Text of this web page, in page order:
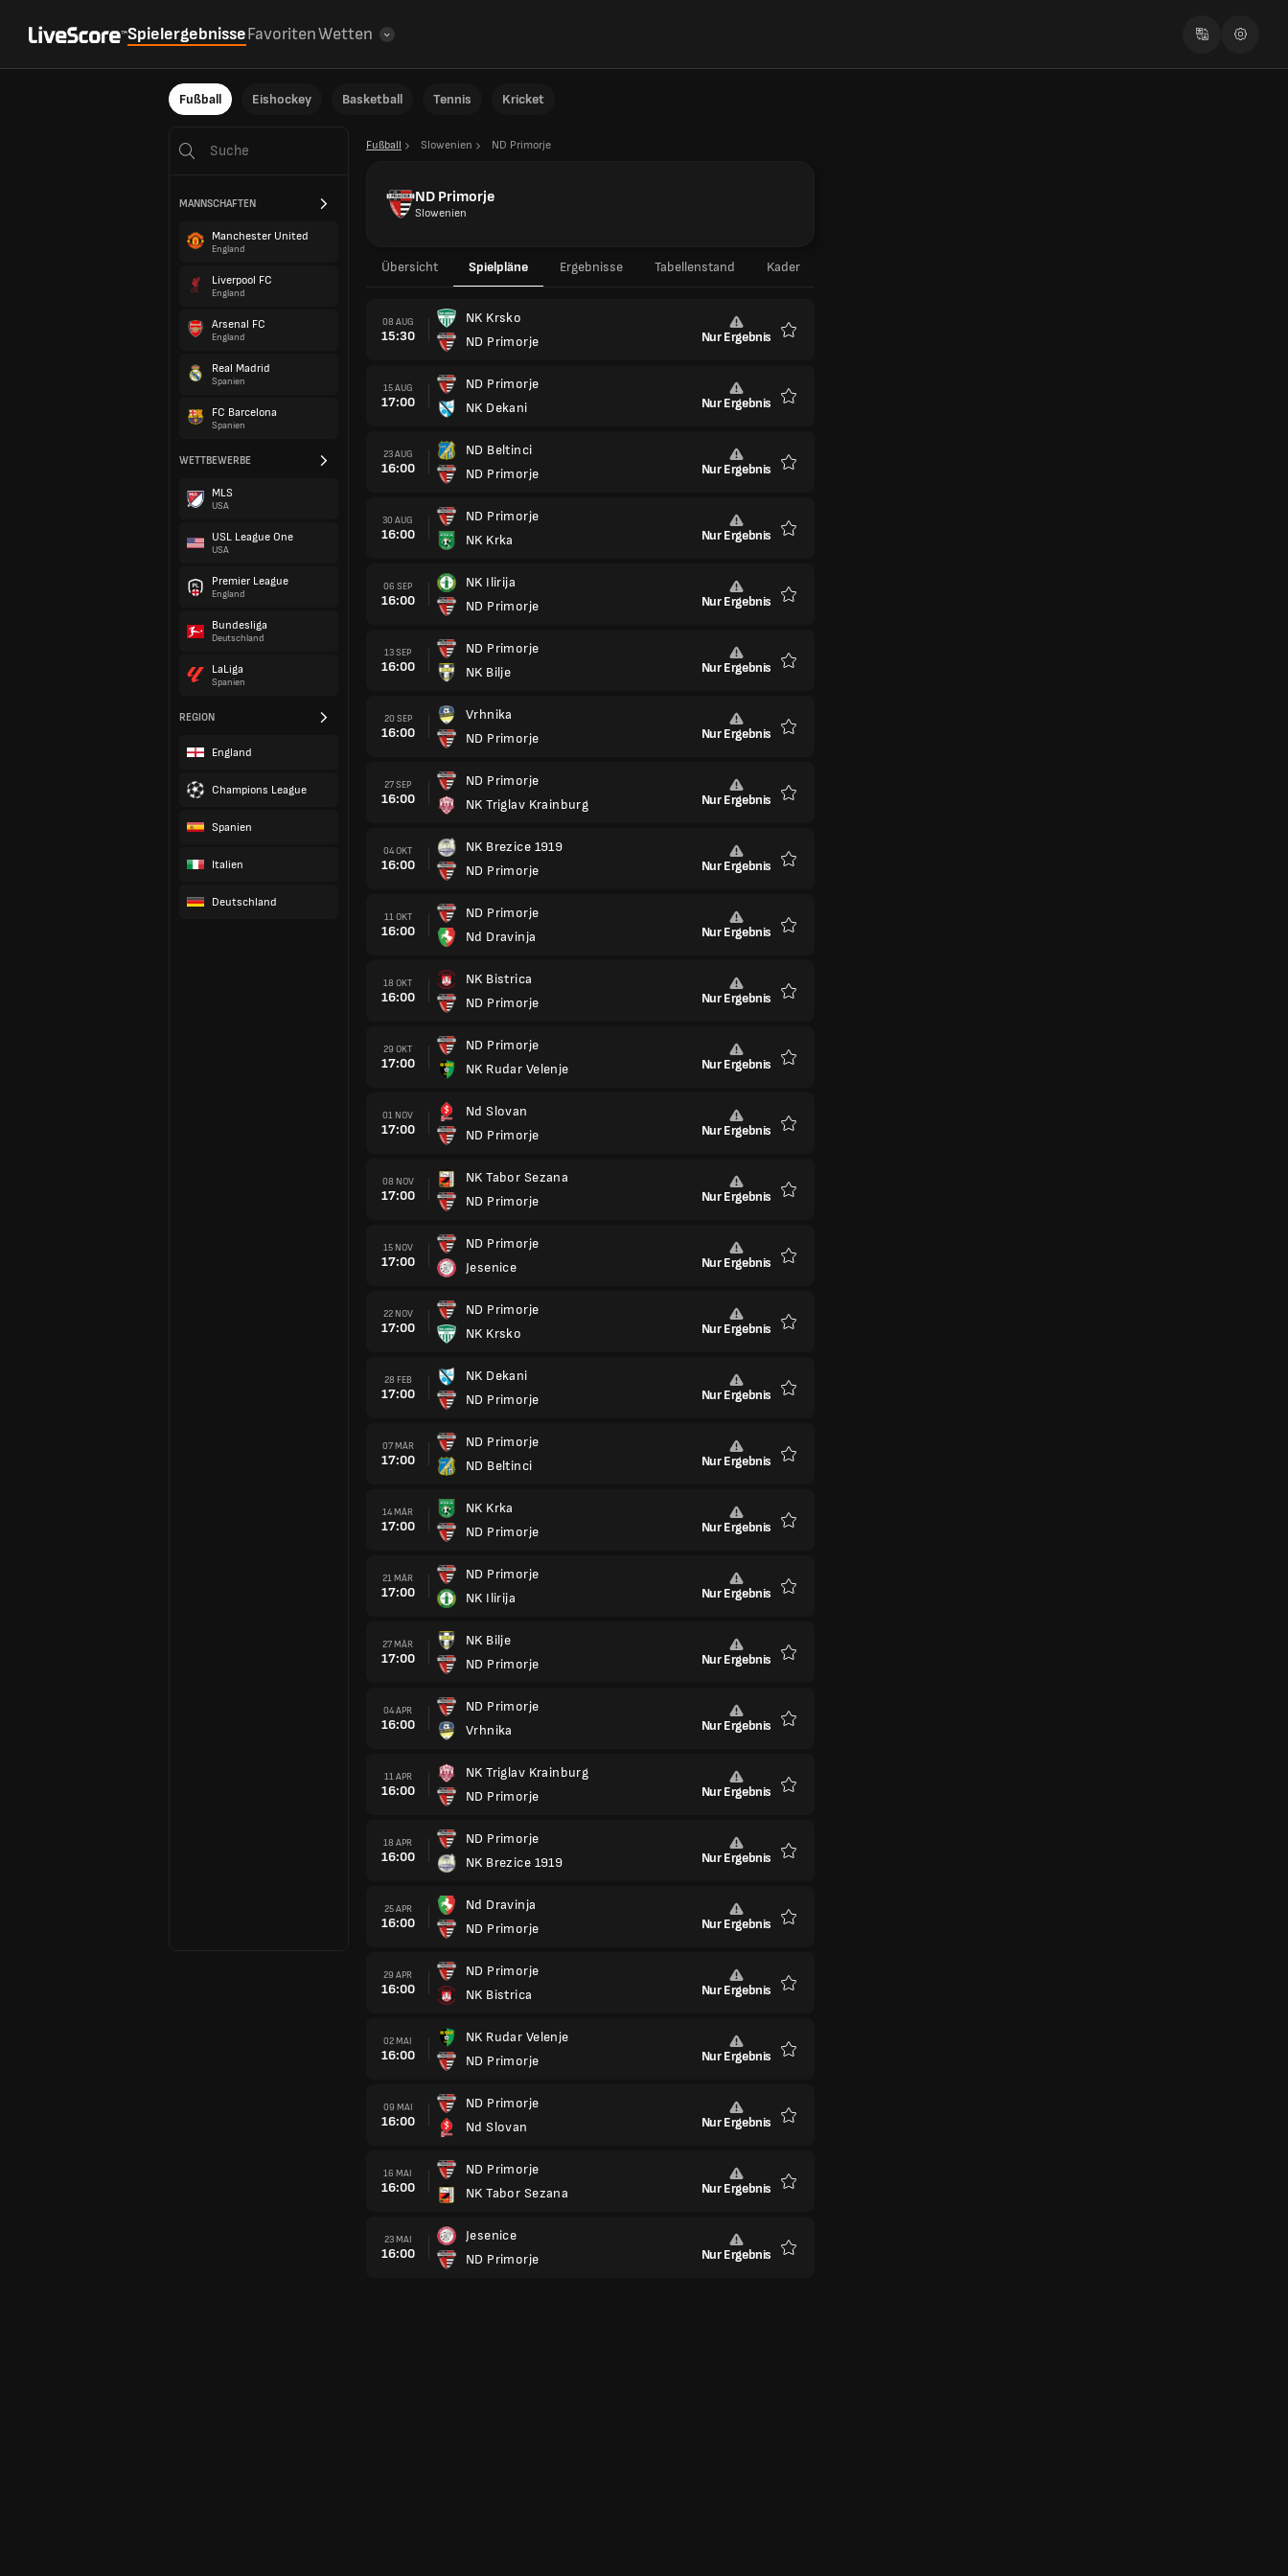
SpielergebnisseFavoritenWetten
Fußball Eishockey Basketball Tennis Kricket
MANNSCHAFTEN
Manchester United
England
Liverpool FC
England
Arsenal FC
England
Real Madrid
Spanien
FC Barcelona
Spanien
WETTBEWERBE
MLS
USA
USL League One
USA
Premier League
England
Bundesliga
Deutschland
LaLiga
Spanien
REGION
England
Champions League
Spanien
Italien
Deutschland
Fußball Slowenien ND Primorje
ND Primorje
Slowenien
Übersicht Spielpläne Ergebnisse Tabellenstand Kader
08 AUG
15:30
NK Krsko
ND Primorje
Nur Ergebnis
15 AUG
17:00
ND Primorje
NK Dekani
Nur Ergebnis
23 AUG
16:00
ND Beltinci
ND Primorje
Nur Ergebnis
30 AUG
16:00
ND Primorje
NK Krka
Nur Ergebnis
06 SEP
16:00
NK Ilirija
ND Primorje
Nur Ergebnis
13 SEP
16:00
ND Primorje
NK Bilje
Nur Ergebnis
20 SEP
16:00
Vrhnika
ND Primorje
Nur Ergebnis
27 SEP
16:00
ND Primorje
NK Triglav Krainburg
Nur Ergebnis
04 OKT
16:00
NK Brezice 1919
ND Primorje
Nur Ergebnis
11 OKT
16:00
ND Primorje
Nd Dravinja
Nur Ergebnis
18 OKT
16:00
NK Bistrica
ND Primorje
Nur Ergebnis
29 OKT
17:00
ND Primorje
NK Rudar Velenje
Nur Ergebnis
01 NOV
17:00
Nd Slovan
ND Primorje
Nur Ergebnis
08 NOV
17:00
NK Tabor Sezana
ND Primorje
Nur Ergebnis
15 NOV
17:00
ND Primorje
Jesenice
Nur Ergebnis
22 NOV
17:00
ND Primorje
NK Krsko
Nur Ergebnis
28 FEB
17:00
NK Dekani
ND Primorje
Nur Ergebnis
07 MÄR
17:00
ND Primorje
ND Beltinci
Nur Ergebnis
14 MÄR
17:00
NK Krka
ND Primorje
Nur Ergebnis
21 MÄR
17:00
ND Primorje
NK Ilirija
Nur Ergebnis
27 MÄR
17:00
NK Bilje
ND Primorje
Nur Ergebnis
04 APR
16:00
ND Primorje
Vrhnika
Nur Ergebnis
11 APR
16:00
NK Triglav Krainburg
ND Primorje
Nur Ergebnis
18 APR
16:00
ND Primorje
NK Brezice 1919
Nur Ergebnis
25 APR
16:00
Nd Dravinja
ND Primorje
Nur Ergebnis
29 APR
16:00
ND Primorje
NK Bistrica
Nur Ergebnis
02 MAI
16:00
NK Rudar Velenje
ND Primorje
Nur Ergebnis
09 MAI
16:00
ND Primorje
Nd Slovan
Nur Ergebnis
16 MAI
16:00
ND Primorje
NK Tabor Sezana
Nur Ergebnis
23 MAI
16:00
Jesenice
ND Primorje
Nur Ergebnis